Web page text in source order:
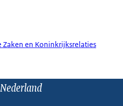
en Koninkrijksrelaties